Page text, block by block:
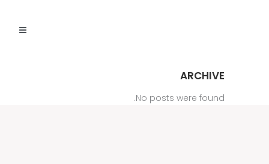
ARCHIVE
No posts were found.